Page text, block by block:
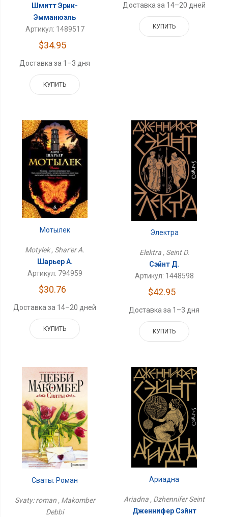
Шмитт Эрик-
Эмманюэль
Артикул: 1489517
$34.95
Доставка за 1–3 дня
КУПИТЬ
Доставка за 14–20 дней
КУПИТЬ
Мотылек
Motylek , Shar'er A.
Шарьер А.
Артикул: 794959
$30.76
Доставка за 14–20 дней
КУПИТЬ
Электра
Elektra , Seint D.
Сэйнт Д.
Артикул: 1448598
$42.95
Доставка за 1–3 дня
КУПИТЬ
Сваты: Роман
Svaty: roman , Makomber
Debbi
Ариадна
Ariadna , Dzhennifer Seint
Дженнифер Сэйнт